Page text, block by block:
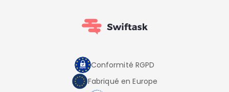
Conformité RGPD
Fabriqué en Europe